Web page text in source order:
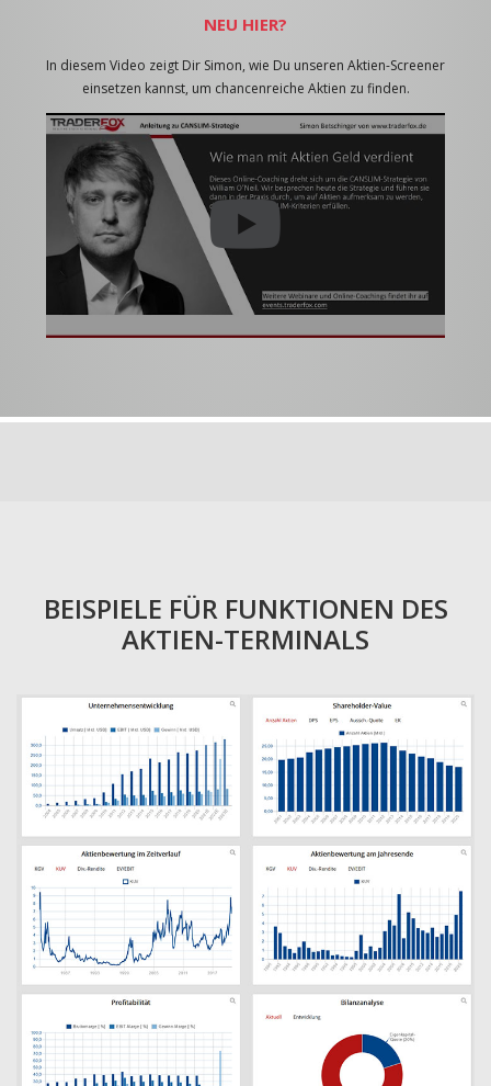
NEU HIER?
In diesem Video zeigt Dir Simon, wie Du unseren Aktien-Screener
einsetzen kannst, um chancenreiche Aktien zu finden.
BEISPIELE FÜR FUNKTIONEN DES
AKTIEN-TERMINALS